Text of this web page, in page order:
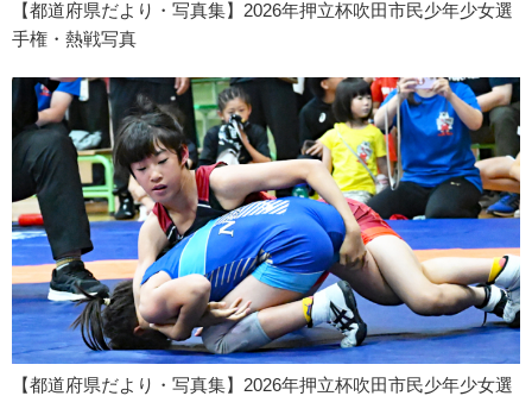
【都道府県だより・写真集】2026年押立杯吹田市民少年少女選
手権・熱戦写真
【都道府県だより・写真集】2026年押立杯吹田市民少年少女選